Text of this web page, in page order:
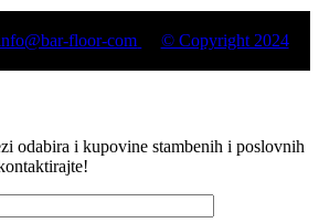
floor-com
© Copyright 2024
odabira i kupovine stambenih i poslovnih